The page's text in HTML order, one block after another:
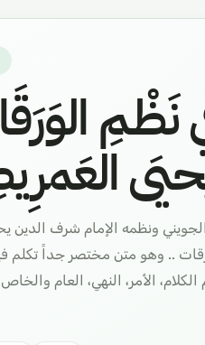
ونظمه الإمام شرف الدين
.. وهو متن مختصر جداً تكلم
الأمر، النهي، العام